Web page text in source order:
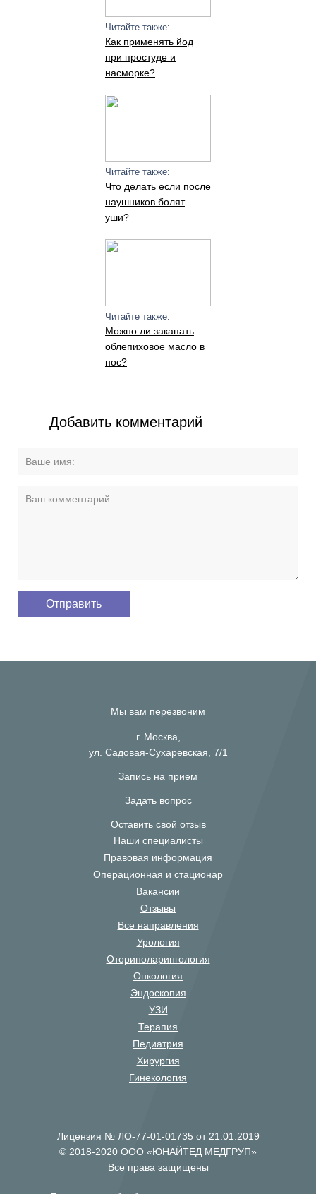
Читайте также:
Как применять йод
при простуде и
насморке?
Читайте также:
Что делать если после
наушников болят
уши?
Читайте также:
Можно ли закапать
облепиховое масло в
нос?
Добавить комментарий
Мы вам перезвоним
г. Москва,
ул. Садовая-Сухаревская, 7/1
Запись на прием
Задать вопрос
Оставить свой отзыв
Наши специалисты
Правовая информация
Операционная и стационар
Вакансии
Отзывы
Все направления
Урология
Оториноларингология
Онкология
Эндоскопия
УЗИ
Терапия
Педиатрия
Хирургия
Гинекология
Лицензия № ЛО-77-01-01735 от 21.01.2019
© 2018-2020 ООО «ЮНАЙТЕД МЕДГРУП»
Все права защищены